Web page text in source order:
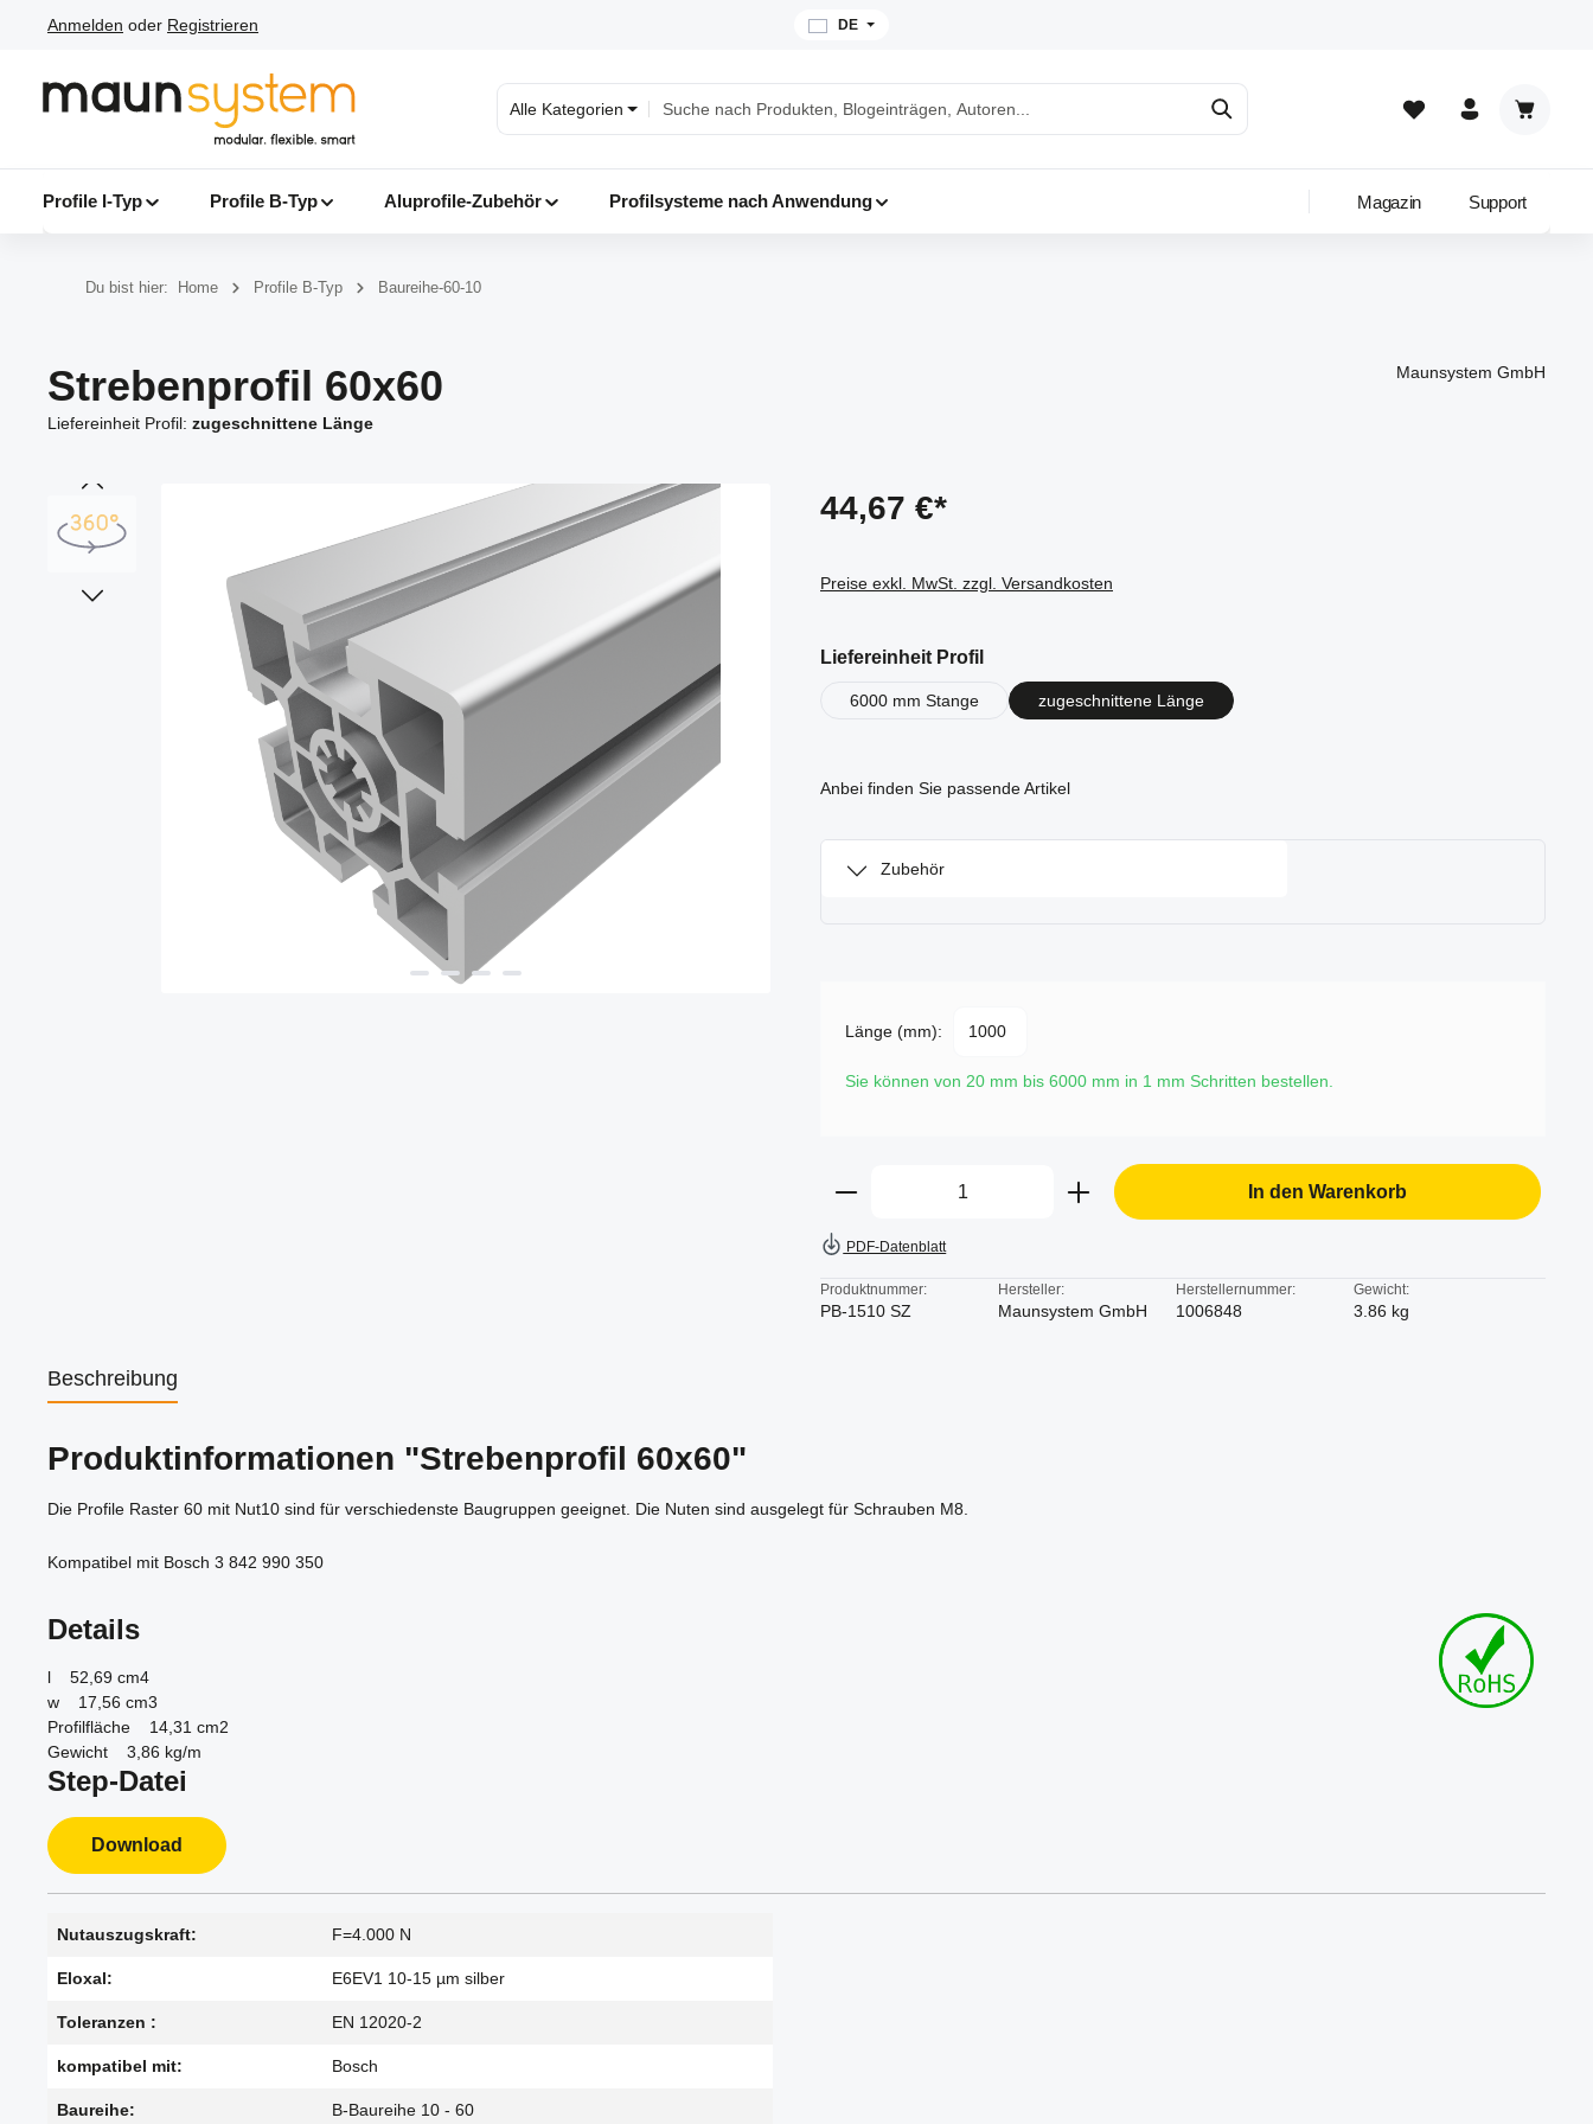
Hauptinhalt springen
Zur Suche springen
Zur Hauptnavigation springen
Anmelden oder Registrieren DE
Alle Kategorien
Profile I-Typ Profile B-Typ Aluprofile-Zubehör Profilsysteme nach Anwendung Magazin Support
Du bist hier: Home Profile B-Typ Baureihe-60-10
Strebenprofil 60x60
Liefereinheit Profil: zugeschnittene Länge
Maunsystem GmbH
44,67 €*
Preise exkl. MwSt. zzgl. Versandkosten
Liefereinheit Profilauswählen
6000 mm Stange zugeschnittene Länge
Anbei finden Sie passende Artikel
Zubehör
Länge (mm):
Sie können von 20 mm bis 6000 mm in 1 mm Schritten bestellen.
Produkt Anzahl: Gib den gewünschten Wert ein oder
In den Warenkorb
PDF-Datenblatt
Produktnummer:
PB-1510 SZ
Hersteller:
Maunsystem GmbH
Herstellernummer:
1006848
Gewicht:
3.86 kg
Beschreibung
Produktinformationen "Strebenprofil 60x60"
Die Profile Raster 60 mit Nut10 sind für verschiedenste Baugruppen geeignet. Die Nuten sind ausgelegt für Schrauben M8.
Kompatibel mit Bosch 3 842 990 350
Details
l 52,69 cm4
w 17,56 cm3
Profilfläche 14,31 cm2
Gewicht 3,86 kg/m
Step-Datei
Download
Nutauszugskraft: F=4.000 N
Eloxal: E6EV1 10-15 µm silber
Toleranzen : EN 12020-2
kompatibel mit: Bosch
Baureihe: B-Baureihe 10 - 60